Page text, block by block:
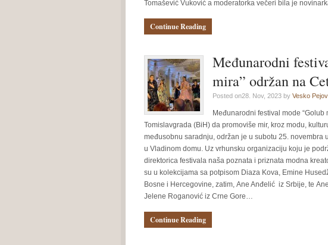
Tomašević Vuković a moderatorka večeri bila je
Continue Reading
Međunarodni
mira” održan na
Posted on28. Nov, 2023 by Vesko
Međunarodni festival mode
Tomislavgrada (BiH) da promoviše mir, kroz modu,
međusobnu saradnju, održan je u subotu 25. novembra
u Vladinom domu. Uz vrhunsku organizaciju koju je
direktorica festivala naša poznata i priznata modna
su u kolekcijama sa potpisom Diaza Kova, Emine
Bosne i Hercegovine, zatim, Ane Anđelić iz Srbije, te
Jelene Roganović iz Crne Gore…
Continue Reading